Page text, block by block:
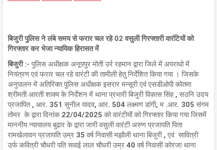
बिजुरी पुलिस ने लंबे समय से फरार चल रहे 02 वसुली गिरफ्तारी वारंटियों को
गिरफ्तार कर भेजा न्यायिक हिरासत में
बिजुरी :- पुलिस अधीक्षक अनूपपुर मोती उर्र रहमान द्वारा जिले में अपराधो में
नियंत्रण एवं फरार चल रहे वारंटी की तामीली हेतु निर्देशित किया गया । जिसके
अनुपालन में अतिरिक्त पुलिस अधीक्षक इसरार मन्सूरी एवं एसडीओपी कोतमा
श्रीमती आरती शाक्य के निर्देशन में थाना प्रभारी बिजुरी विकास सिंह , सउनि उदय
प्रजापित , आर. 351 सुनील यादव, आर. 504 लक्ष्मण डांगी, म .आर. 305 संगम
तोमर के द्वारा दिनांक 22/04/2025 को वारंटीयों को गिरफ्तार किया गया जिसमें
माननीय न्यायालय बुढार के द्वारा जारी वसुली वारंटी अरुण प्रजापति पिता
रामखेलावन प्रजापति उम्र 35 वर्ष निवासी मझौली थाना बिजुरी , एवं सावित्री
उर्फ कवित्री चौधरी पति सवाई लाल चौधरी उम्र 40 वर्ष निवासी कोरजा थाना